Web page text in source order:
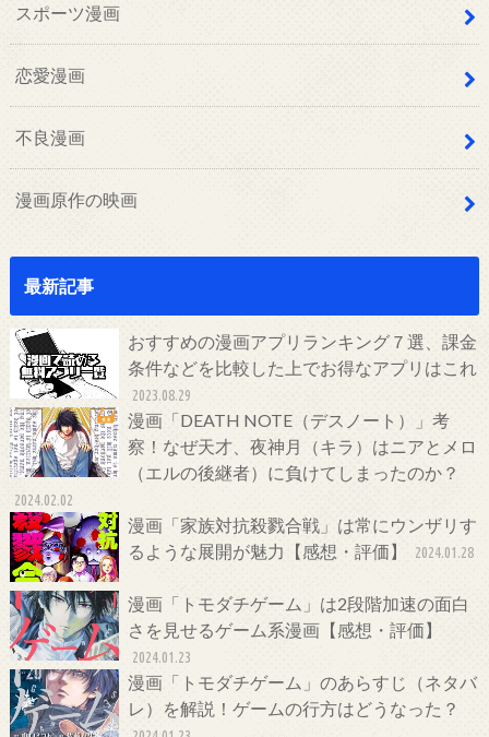
スポーツ漫画
恋愛漫画
不良漫画
漫画原作の映画
最新記事
おすすめの漫画アプリランキング７選、課金
条件などを比較した上でお得なアプリはこれ
2023.08.29
漫画「DEATH NOTE（デスノート）」考
察！なぜ天才、夜神月（キラ）はニアとメロ
（エルの後継者）に負けてしまったのか？
2024.02.02
漫画「家族対抗殺戮合戦」は常にウンザリす
るような展開が魅力【感想・評価】
2024.01.28
漫画「トモダチゲーム」は2段階加速の面白
さを見せるゲーム系漫画【感想・評価】
2024.01.23
漫画「トモダチゲーム」のあらすじ（ネタバ
レ）を解説！ゲームの行方はどうなった？